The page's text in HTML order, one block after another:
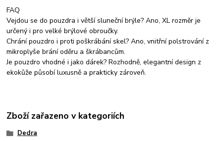
FAQ
Vejdou se do pouzdra i větší sluneční brýle? Ano, XL rozměr je
určený i pro velké brýlové obroučky.
Chrání pouzdro i proti poškrábání skel? Ano, vnitřní polstrování z
mikroplyše brání oděru a škrábancům.
Je pouzdro vhodné i jako dárek? Rozhodně, elegantní design z
ekokůže působí luxusně a prakticky zároveň.
Zboží zařazeno v kategoriích
Dedra